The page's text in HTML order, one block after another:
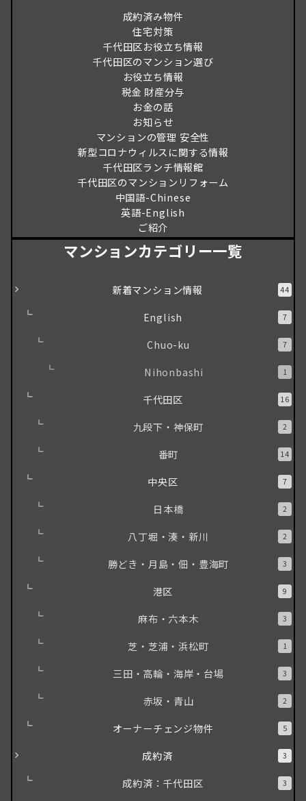
成約済み物件
住宅対策
千代田区お役立ち情報
千代田区のマンション選び
お役立ち情報
税金 財産分与
お金の話
お知らせ
マンションの管理 安全性
新型コロナウィルスに関する情報
千代田区ランチ情報館
千代田区のマンションリフォーム
中国語-Chinese
英語-English
ご紹介
マンションカテゴリー一覧
新着マンション情報 44
English 7
Chuo-ku 7
Nihonbashi 1
千代田区 16
九段下・神保町 2
番町 14
中央区 7
日本橋 2
八丁堀・湊・新川 2
勝どき・月島・佃・豊海町 3
港区 9
麻布・六本木 3
芝・芝浦・浜松町 1
三田・高輪・海岸・台場 3
赤坂・青山 2
オーナーチェンジ物件 5
成約済 3
成約済：千代田区 3